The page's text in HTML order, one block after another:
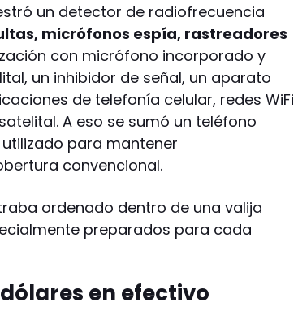
un detector de radiofrecuencia
micrófonos espía, rastreadores
con micrófono incorporado y
un inhibidor de señal, un aparato
de telefonía celular, redes WiFi
A eso se sumó un teléfono
para mantener
convencional.
ordenado dentro de una valija
preparados para cada
en efectivo